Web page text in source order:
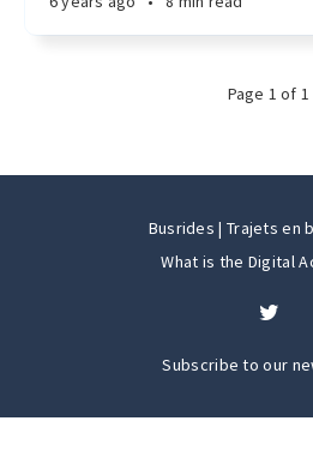
Page 1of 1
Busrides | Trajets en
What is the Digital
Subscribe to our